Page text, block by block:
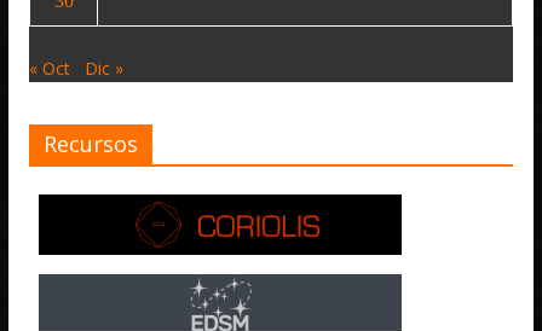
« Oct Dic »
Recursos